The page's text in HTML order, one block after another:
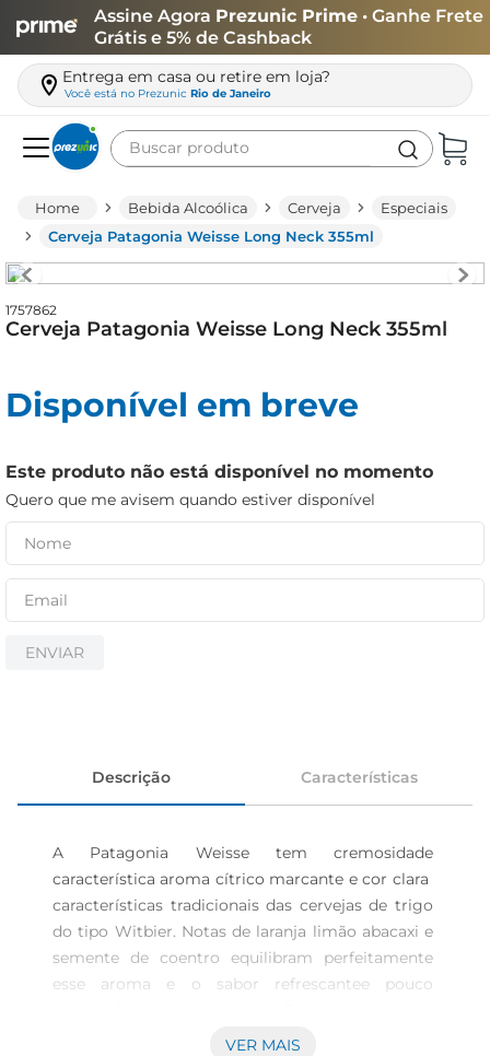
Assine Agora Prezunic Prime • Ganhe Frete
Grátis e 5% de Cashback
Entrega em casa ou retire em loja?
Você está no Prezunic Rio de Janeiro
Buscar produto
Bebida Alcoólica Cerveja
Especiais
Cerveja Patagonia Weisse Long Neck 355ml
1757862
Cerveja Patagonia Weisse Long Neck 355ml
Disponível em breve
Este produto não está disponível no momento
Quero que me avisem quando estiver disponível
ENVIAR
Descrição Características
A Patagonia Weisse tem cremosidade
característica aroma cítrico marcante e cor clara
características tradicionais das cervejas de trigo
do tipo Witbier. Notas de laranja limão abacaxi e
semente de coentro equilibram perfeitamente
esse aroma e o sabor refrescantee pouco
saladas temperadas com limão peixes e frutos do
VER MAIS
leite
queijo
azeite
papel higiênico
cerveja